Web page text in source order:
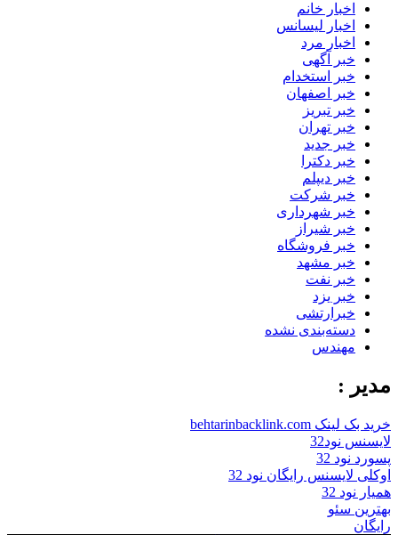
اخبار خانم
اخبار لیسانس
اخبار مرد
خبر آگهی
خبر استخدام
خبر اصفهان
خبر تبریز
خبر تهران
خبر جدید
خبر دکترا
خبر دیپلم
خبر شرکت
خبر شهرداری
خبر شیراز
خبر فروشگاه
خبر مشهد
خبر نفت
خبر یزد
خبرارتشی
دسته‌بندی نشده
مهندس
مدیر :
خرید بک لینک behtarinbacklink.com
لایسنس نود32
پسورد نود 32
اوکلی لایسنس رایگان نود 32
همیار نود 32
بهترین سئو
رایگان